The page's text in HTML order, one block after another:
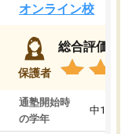
オンライン校
保護者
総合評価
通塾開始時
の学年
中1